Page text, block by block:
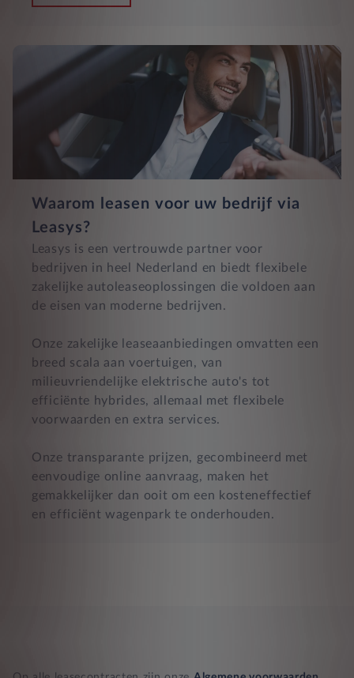
Waarom leasen voor uw bedrijf via
Leasys?
Leasys is een vertrouwde partner voor
bedrijven in heel Nederland en biedt flexibele
zakelijke autoleaseoplossingen die voldoen aan
de eisen van moderne bedrijven.
Onze zakelijke leaseaanbiedingen omvatten een
breed scala aan voertuigen, van
milieuvriendelijke elektrische auto's tot
efficiënte hybrides, allemaal met flexibele
voorwaarden en extra services.
Onze transparante prijzen, gecombineerd met
eenvoudige online aanvraag, maken het
gemakkelijker dan ooit om een kosteneffectief
en efficiënt wagenpark te onderhouden.